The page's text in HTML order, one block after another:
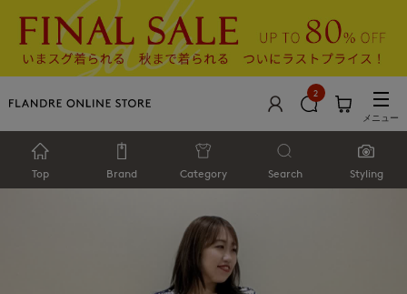
2
メニュー
Top Brand Category Search Styling